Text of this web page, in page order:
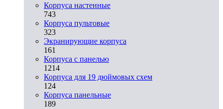
Корпуса настенные
743
Корпуса пультовые
323
Экранирующие корпуса
161
Корпуса с панелью
1214
Корпуса для 19 дюймовых схем
124
Корпуса панельные
189